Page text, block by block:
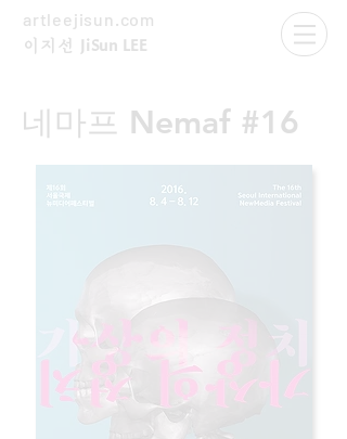
artleejisun.com
​이지선 JiSun LEE
네마프 Nemaf #16